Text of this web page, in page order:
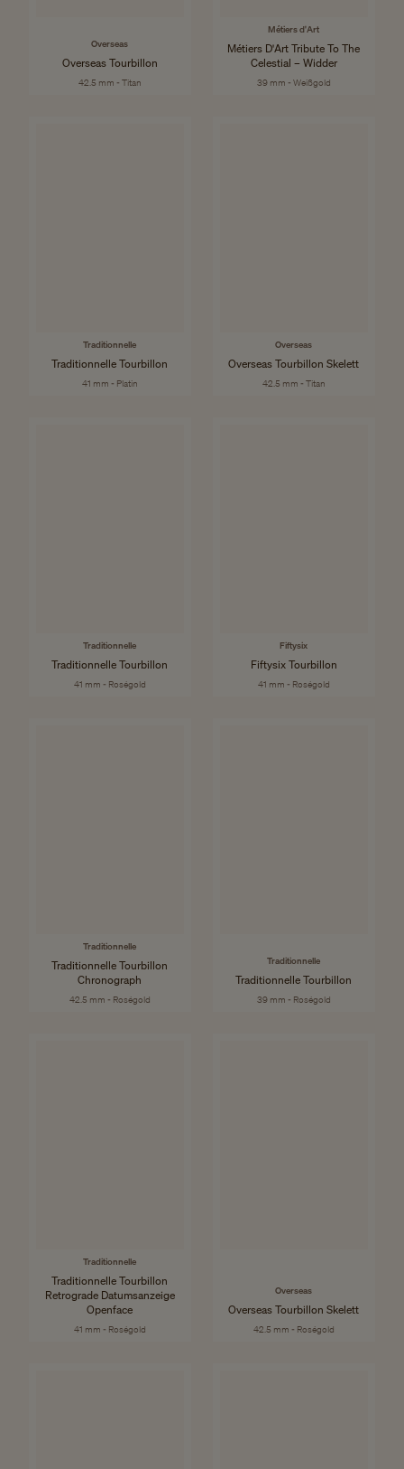
Overseas
Overseas Tourbillon
42.5 mm - Titan
Métiers d'Art
Métiers D'Art Tribute To The
Celestial – Widder
39 mm - Weißgold
Traditionnelle
Traditionnelle Tourbillon
41 mm - Platin
Overseas
Overseas Tourbillon Skelett
42.5 mm - Titan
Traditionnelle
Traditionnelle Tourbillon
41 mm - Roségold
Fiftysix
Fiftysix Tourbillon
41 mm - Roségold
Traditionnelle
Traditionnelle Tourbillon
Chronograph
42.5 mm - Roségold
Traditionnelle
Traditionnelle Tourbillon
39 mm - Roségold
Traditionnelle
Traditionnelle Tourbillon
Retrograde Datumsanzeige
Openface
41 mm - Roségold
Overseas
Overseas Tourbillon Skelett
42.5 mm - Roségold